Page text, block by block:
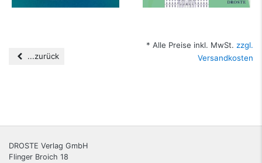
...zurück
* Alle Preise inkl. MwSt. zzgl.
Versandkosten
DROSTE Verlag GmbH
Flinger Broich 18